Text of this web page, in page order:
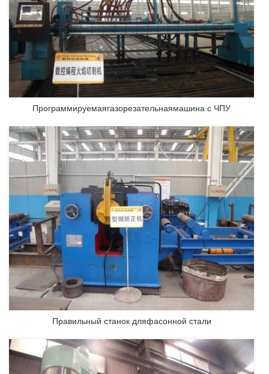
Программируемаягазорезательнаямашина с ЧПУ
Правильный станок дляфасонной стали